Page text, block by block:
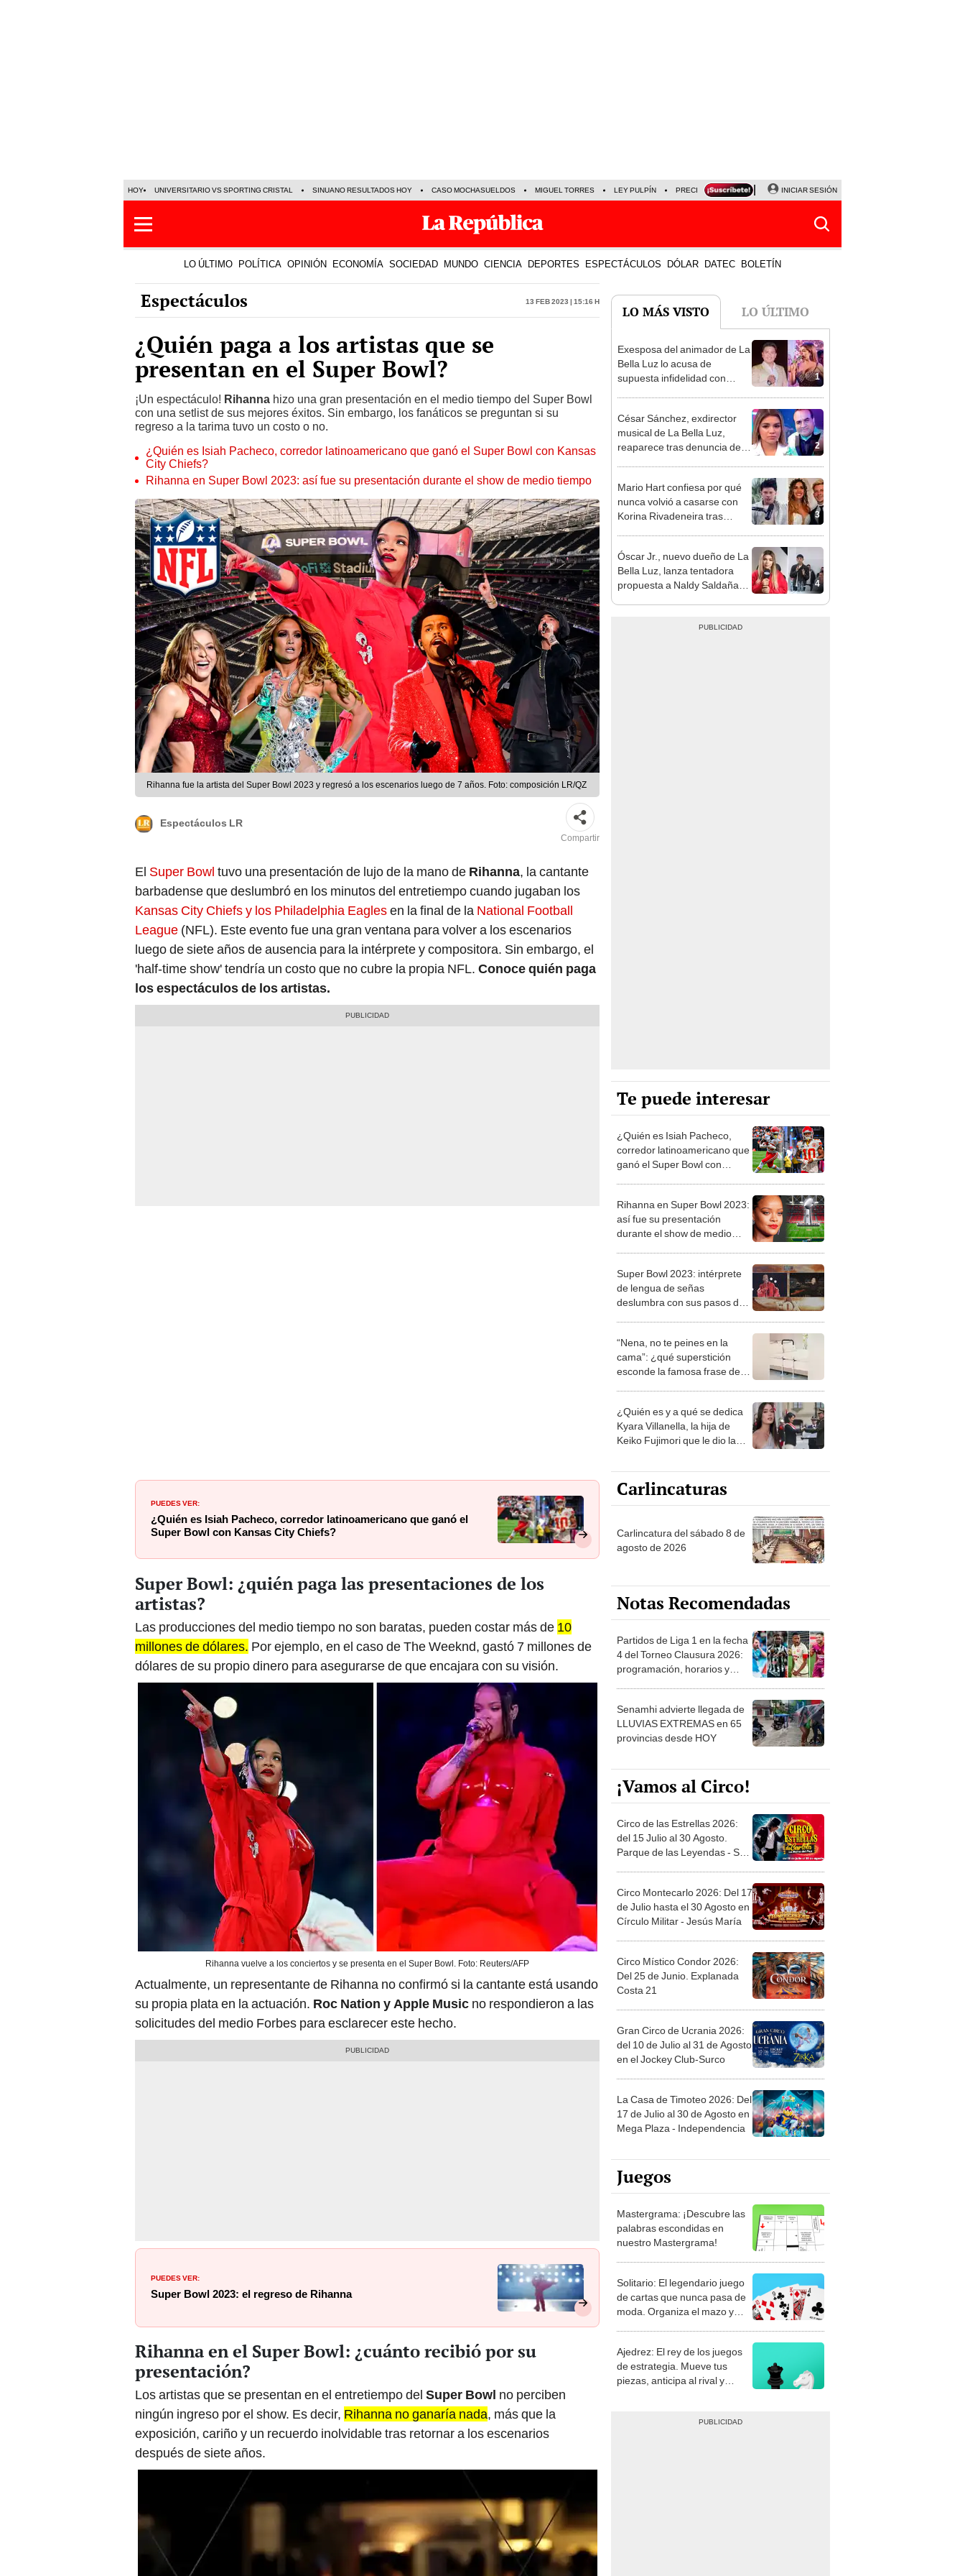
HOY UNIVERSITARIO VS SPORTING CRISTAL SINUANO RESULTADOS HOY CASO MOCHASUELDOS MIGUEL TORRES LEY PULPÍN PRECIO DEL DÓLAR CORTE DE LUZ VIERNES 7 DE AGOSTO
INICIAR SESIÓN
LO ÚLTIMO POLÍTICA OPINIÓN ECONOMÍA SOCIEDAD MUNDO CIENCIA DEPORTES ESPECTÁCULOS DÓLAR DATEC BOLETÍN
Espectáculos 13 Feb 2023 | 15:16 h
¿Quién paga a los artistas que se
presentan en el Super Bowl?
¡Un espectáculo! Rihanna hizo una gran presentación en el medio tiempo del Super Bowl
con una setlist de sus mejores éxitos. Sin embargo, los fanáticos se preguntan si su
regreso a la tarima tuvo un costo o no.
¿Quién es Isiah Pacheco, corredor latinoamericano que ganó el Super Bowl con Kansas
City Chiefs?
Rihanna en Super Bowl 2023: así fue su presentación durante el show de medio tiempo
Rihanna fue la artista del Super Bowl 2023 y regresó a los escenarios luego de 7 años. Foto: composición LR/QZ
Espectáculos LR
Compartir
El Super Bowl tuvo una presentación de lujo de la mano de Rihanna, la cantante
barbadense que deslumbró en los minutos del entretiempo cuando jugaban los
Kansas City Chiefs y los Philadelphia Eaglesen la final de la National Football
League (NFL). Este evento fue una gran ventana para volver a los escenarios
luego de siete años de ausencia para la intérprete y compositora. Sin embargo, el
'half-time show' tendría un costo que no cubre la propia NFL. Conoce quién paga
los espectáculos de los artistas.
PUEDES VER:
¿Quién es Isiah Pacheco, corredor latinoamericano que ganó el
Super Bowl con Kansas City Chiefs?
Super Bowl: ¿quién paga las presentaciones de los
artistas?
Las producciones del medio tiempo no son baratas, pueden costar más de 10
millones de dólares. Por ejemplo, en el caso de The Weeknd, gastó 7 millones de
dólares de su propio dinero para asegurarse de que encajara con su visión.
Rihanna vuelve a los conciertos y se presenta en el Super Bowl. Foto: Reuters/AFP
Actualmente, un representante de Rihanna no confirmó si la cantante está usando
su propia plata en la actuación. Roc Nation y Apple Music no respondieron a las
solicitudes del medio Forbes para esclarecer este hecho.
PUEDES VER:
Super Bowl 2023: el regreso de Rihanna
Rihanna en el Super Bowl: ¿cuánto recibió por su
presentación?
Los artistas que se presentan en el entretiempo del Super Bowl no perciben
ningún ingreso por el show. Es decir, Rihanna no ganaría nada, más que la
exposición, cariño y un recuerdo inolvidable tras retornar a los escenarios
después de siete años.
LO MÁS VISTO LO ÚLTIMO
1
Exesposa del animador de La
Bella Luz lo acusa de
supuesta infidelidad con
2
César Sánchez, exdirector
musical de La Bella Luz,
reaparece tras denuncia de
presunción de inocencia"
3
Mario Hart confiesa por qué
nunca volvió a casarse con
Korina Rivadeneira tras
4
Óscar Jr., nuevo dueño de La
Bella Luz, lanza tentadora
propuesta a Naldy Saldaña
Te puede interesar
¿Quién es Isiah Pacheco,
corredor latinoamericano que
ganó el Super Bowl con
Rihanna en Super Bowl 2023:
así fue su presentación
durante el show de medio
Super Bowl 2023: intérprete
de lengua de señas
deslumbra con sus pasos de
“Nena, no te peines en la
cama”: ¿qué superstición
esconde la famosa frase de
¿Quién es y a qué se dedica
Kyara Villanella, la hija de
Keiko Fujimori que le dio la
Carlincaturas
Carlincatura del sábado 8 de
agosto de 2026
Notas Recomendadas
Partidos de Liga 1 en la fecha
4 del Torneo Clausura 2026:
programación, horarios y
Senamhi advierte llegada de
LLUVIAS EXTREMAS en 65
provincias desde HOY
¡Vamos al Circo!
Circo de las Estrellas 2026:
del 15 Julio al 30 Agosto.
Parque de las Leyendas - San
Circo Montecarlo 2026: Del 17
de Julio hasta el 30 Agosto en
Círculo Militar - Jesús María
Circo Místico Condor 2026:
Del 25 de Junio. Explanada
Costa 21
Gran Circo de Ucrania 2026:
del 10 de Julio al 31 de Agosto
en el Jockey Club-Surco
La Casa de Timoteo 2026: Del
17 de Julio al 30 de Agosto en
Mega Plaza - Independencia
Juegos
Mastergrama: ¡Descubre las
palabras escondidas en
nuestro Mastergrama!
Solitario: El legendario juego
de cartas que nunca pasa de
moda. Organiza el mazo y
Ajedrez: El rey de los juegos
de estrategia. Mueve tus
piezas, anticipa al rival y